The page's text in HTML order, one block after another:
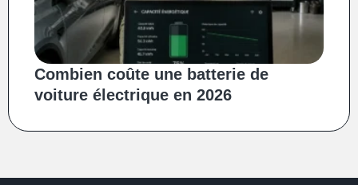
Combien coûte une batterie de
voiture électrique en 2026